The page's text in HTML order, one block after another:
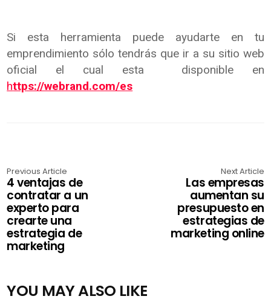
Si esta herramienta puede ayudarte en tu
emprendimiento sólo tendrás que ir a su sitio web
oficial el cual esta disponible en​
https://webrand.com/es
Previous Article
4 ventajas de
contratar a un
experto para
crearte una
estrategia de
marketing
Next Article
Las empresas
aumentan su
presupuesto en
estrategias de
marketing online
YOU MAY ALSO LIKE